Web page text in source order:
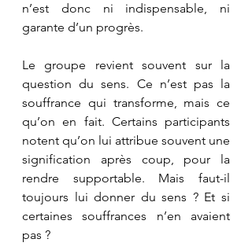
n’est donc ni indispensable, ni
garante d’un progrès.
Le groupe revient souvent sur la
question du sens. Ce n’est pas la
souffrance qui transforme, mais ce
qu’on en fait. Certains participants
notent qu’on lui attribue souvent une
signification après coup, pour la
rendre supportable. Mais faut-il
toujours lui donner du sens ? Et si
certaines souffrances n’en avaient
pas ?